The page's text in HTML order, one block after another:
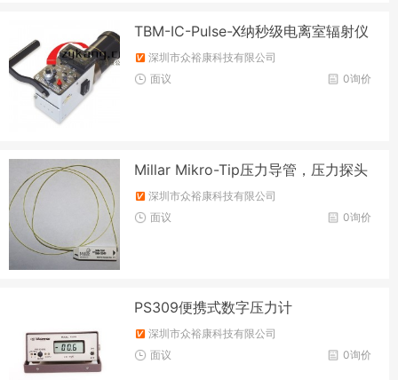
TBM-IC-Pulse-X纳秒级电离室辐射仪
深圳市众裕康科技有限公司
0询价
面议
Millar Mikro-Tip压力导管，压力探头
深圳市众裕康科技有限公司
0询价
面议
PS309便携式数字压力计
深圳市众裕康科技有限公司
0询价
面议